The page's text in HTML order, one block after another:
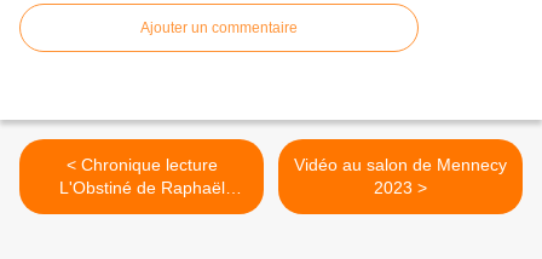
Ajouter un commentaire
< Chronique lecture
L'Obstiné de Raphaël
Nedilko
Vidéo au salon de Mennecy
2023 >